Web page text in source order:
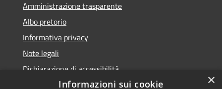
Amministrazione trasparente
Albo pretorio
Informativa privacy
Note legali
Dichiarazione di accessibilità
×
Informazioni sui cookie